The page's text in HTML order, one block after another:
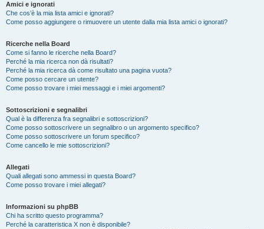
Amici e ignorati
Che cos’è la mia lista amici e ignorati?
Come posso aggiungere o rimuovere un utente dalla mia lista amici o ignorati?
Ricerche nella Board
Come si fanno le ricerche nella Board?
Perché la mia ricerca non dà risultati?
Perché la mia ricerca dà come risultato una pagina vuota?
Come posso cercare un utente?
Come posso trovare i miei messaggi e i miei argomenti?
Sottoscrizioni e segnalibri
Qual è la differenza fra segnalibri e sottoscrizioni?
Come posso sottoscrivere un segnalibro o un argomento specifico?
Come posso sottoscrivere un forum specifico?
Come cancello le mie sottoscrizioni?
Allegati
Quali allegati sono ammessi in questa Board?
Come posso trovare i miei allegati?
Informazioni su phpBB
Chi ha scritto questo programma?
Perché la caratteristica X non è disponibile?